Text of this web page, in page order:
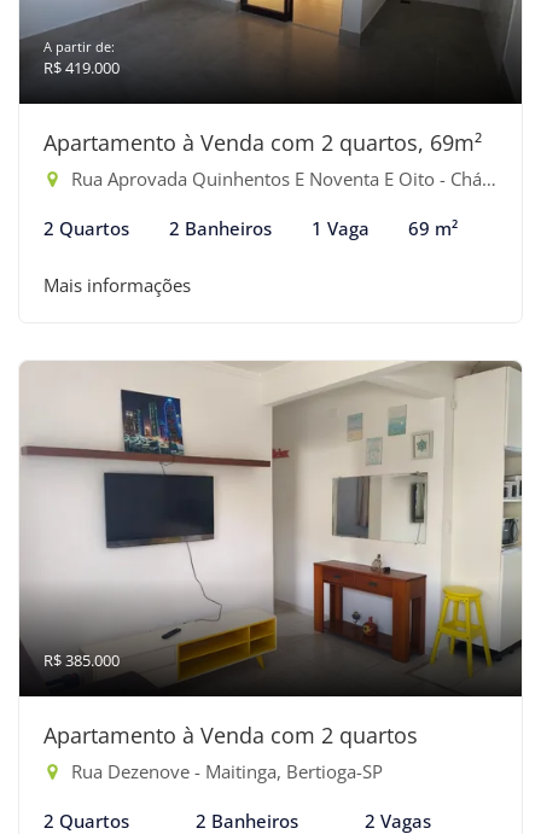
A partir de:
R$ 419.000
Apartamento à Venda com 2 quartos, 69m²
Rua Aprovada Quinhentos E Noventa E Oito - Chácaras, Bertioga-SP
2 Quartos 2 Banheiros 1 Vaga 69 m²
Mais informações
R$ 385.000
Apartamento à Venda com 2 quartos
Rua Dezenove - Maitinga, Bertioga-SP
2 Quartos 2 Banheiros 2 Vagas